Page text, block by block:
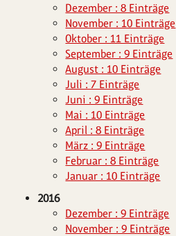
Dezember : 8 Einträge
November : 10 Einträge
Oktober : 11 Einträge
September : 9 Einträge
August : 10 Einträge
Juli : 7 Einträge
Juni : 9 Einträge
Mai : 10 Einträge
April : 8 Einträge
März : 9 Einträge
Februar : 8 Einträge
Januar : 10 Einträge
2016
Dezember : 9 Einträge
November : 9 Einträge